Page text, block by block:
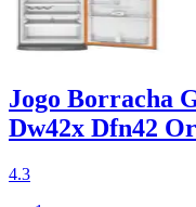
Jogo Borracha
Dw42x Dfn42
4.3